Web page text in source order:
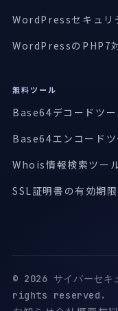
WordPressセキュリ
WordPressのPHP7
無料ツール
Base64デコードツー
Base64エンコード
Whois情報検索ツー
SSL証明書の有効期限
© 2026 サイバーセ
rights reserved.